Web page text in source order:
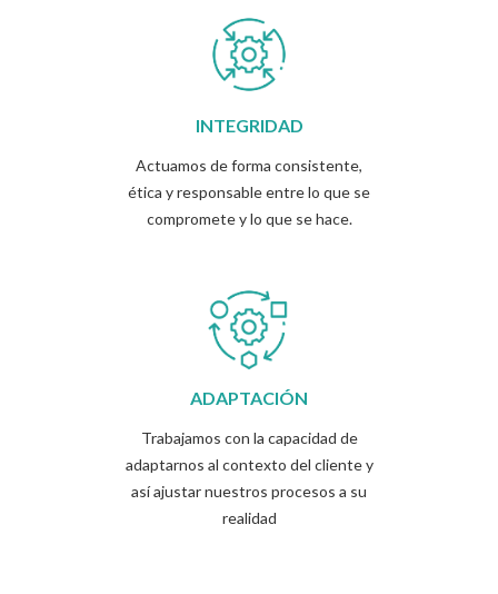
INTEGRIDAD
Actuamos de forma consistente,
ética y responsable entre lo que se
compromete y lo que se hace.
ADAPTACIÓN
Trabajamos con la capacidad de
adaptarnos al contexto del cliente y
así ajustar nuestros procesos a su
realidad